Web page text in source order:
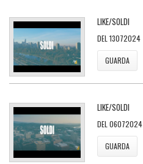
LIKE/SOLDI
DEL 13072024
GUARDA
LIKE/SOLDI
DEL 06072024
GUARDA